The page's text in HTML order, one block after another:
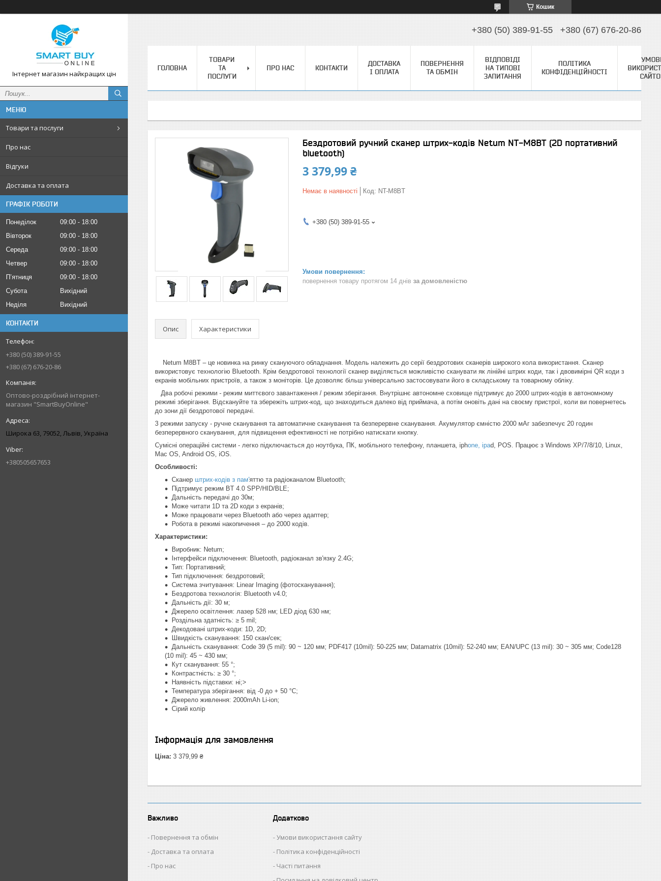
Кошик
Інтернет магазин найкращих цін
Товари та послуги
Про нас
Відгуки
Доставка та оплата
ГРАФІК РОБОТИ
Понеділок 09:00
18:00
Вівторок
09:00
18:00
Середа
09:00
18:00
Четвер
09:00
18:00
Пʼятниця
09:00
18:00
Субота
Вихідний
Неділя
Вихідний
КОНТАКТИ
+380 (50) 389-91-55
+380 (67) 676-20-86
Оптово-роздрібний інтернет-
магазин "SmartBuyOnline"
Широка 63, 79052, Львів, Україна
+380505657653
+380 (50) 389-91-55 +380 (67) 676-20-86
ГОЛОВНА
ТОВАРИ
ТА
ПОСЛУГИ
ПРО НАС КОНТАКТИ
ДОСТАВКА
І ОПЛАТА
ПОВЕРНЕННЯ
ТА ОБМІН
ВІДПОВІДІ
НА ТИПОВІ
ЗАПИТАННЯ
ПОЛІТИКА
КОНФІДЕНЦІЙНОСТІ
Бездротовий ручний сканер штрих-кодів Netum NT-M8BT (2D портативний
bluetooth)
3 379,99 ₴
Немає в наявності Код: NT-M8BT
+380 (50) 389-91-55
повернення товару протягом 14 днів за домовленістю
Опис Характеристики
Netum M8BT – це новинка на ринку скануючого обладнання. Модель належить до серії бездротових сканерів широкого кола використання. Сканер
використовує технологію Bluetooth. Крім бездротової технології сканер виділяється можливістю сканувати як лінійні штрих коди, так і двовимірні QR коди з
екранів мобільних пристроїв, а також з моніторів. Це дозволяє більш універсально застосовувати його в складському та товарному обліку.
Два робочі режими - режим миттєвого завантаження / режим зберігання. Внутрішнє автономне сховище підтримує до 2000 штрих-кодів в автономному
режимі зберігання. Відскануйте та збережіть штрих-код, що знаходиться далеко від приймача, а потім оновіть дані на своєму пристрої, коли ви повернетесь
до зони дії бездротової передачі.
3 режими запуску - ручне сканування та автоматичне сканування та безперервне сканування. Акумулятор ємністю 2000 мАг забезпечує 20 годин
безперервного сканування, для підвищення ефективності не потрібно натискати кнопку.
Сумісні операційні системи - легко підключається до ноутбука, ПК, мобільного телефону, планшета, iphone, ipad, POS. Працює з Windows XP/7/8/10, Linux,
Mac OS, Android OS, iOS.
Особливості:
Сканер штрих-кодів з пам'яттю та радіоканалом Bluetooth;
Підтримує режим BT 4.0 SPP/HID/BLE;
Дальність передачі до 30м;
Може читати 1D та 2D коди з екранів;
Може працювати через Bluetooth або через адаптер;
Робота в режимі накопичення – до 2000 кодів.
Характеристики:
Виробник: Netum;
Інтерфейси підключення: Bluetooth, радіоканал зв'язку 2.4G;
Тип: Портативний;
Тип підключення: бездротовий;
Система зчитування: Linear Imaging (фотосканування);
Бездротова технологія: Bluetooth v4.0;
Дальність дії: 30 м;
Джерело освітлення: лазер 528 нм; LED діод 630 нм;
Роздільна здатність: ≥ 5 mil;
Декодовані штрих-коди: 1D, 2D;
Швидкість сканування: 150 скан/сек;
Дальність сканування: Code 39 (5 ​​mil): 90 ~ 120 мм; PDF417 (10mil): 50-225 мм; Datamatrix (10mil): 52-240 мм; EAN/UPC (13 mil): 30 ~ 305 мм; Code128
(10 mil): 45 ~ 430 мм;
Кут сканування: 55 °;
Контрастність: ≥ 30 °;
Наявність підставки: ні;>
Температура зберігання: від -0 до + 50 °С;
Джерело живлення: 2000mAh Li-ion;
Сірий колір
Інформація для замовлення
Ціна: 3 379,99 ₴
Важливо
Повернення та обмін
Доставка та оплата
Про нас
Додатково
Умови використання сайту
Політика конфіденційності
Часті питання